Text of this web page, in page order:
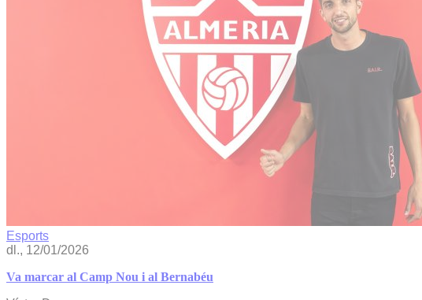
Esports
dl., 12/01/2026
Va marcar al Camp Nou i al Bernabéu